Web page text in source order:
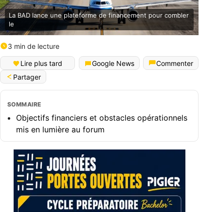
La BAD lance une plateforme de financement pour combler
le
3 min de lecture
Lire plus tard Google News
Commenter
Partager
SOMMAIRE
Objectifs financiers et obstacles opérationnels
mis en lumière au forum